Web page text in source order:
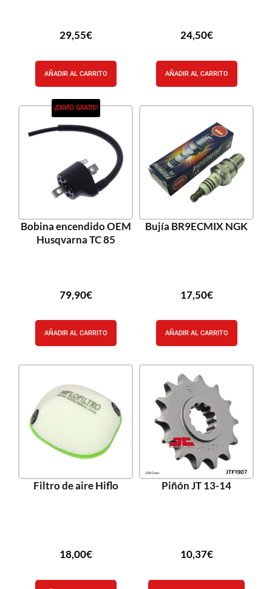
29,55€
AÑADIR AL CARRITO
24,50€
AÑADIR AL CARRITO
¡ENVÍO GRATIS!
Bobina encendido OEM
Husqvarna TC 85
79,90€
AÑADIR AL CARRITO
Bujía BR9ECMIX NGK
17,50€
AÑADIR AL CARRITO
Filtro de aire Hiflo
18,00€
Piñón JT 13-14
10,37€